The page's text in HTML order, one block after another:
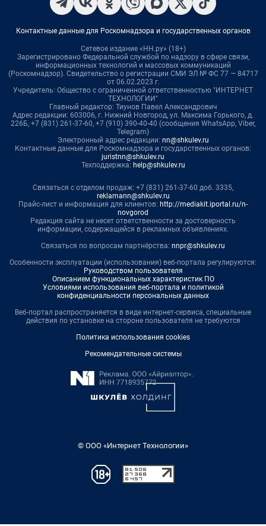
Контактные данные для Роскомнадзора и государственных органов
Сетевое издание «НН.ру» (18+)
Зарегистрировано Федеральной службой по надзору в сфере связи,
информационных технологий и массовых коммуникаций
(Роскомнадзор). Свидетельство о регистрации СМИ ЭЛ № ФС 77 — 84717
от 06.02.2023 г.
Учредитель: Общество с ограниченной ответственностью "ИНТЕРНЕТ
ТЕХНОЛОГИИ"
Главный редактор: Тиунов Павел Александрович
Адрес редакции: 603006, г. Нижний Новгород, ул. Максима Горького, д.
226Б, +7 (831) 261-37-60, +7 (910) 390-40-40 (сообщения WhatsApp, Viber,
Telegram)
Электронный адрес редакции: nn@shkulev.ru
Контактные данные для Роскомнадзора и государственных органов:
juristnn@shkulev.ru
Техподдержка: help@shkulev.ru
Связаться с отделом продаж: +7 (831) 261-37-60 доб. 3335,
reklamann@shkulev.ru
Прайс-лист и информация для клиентов: http://mediakit.iportal.ru/n-
novgorod
Редакция сайта не несет ответственности за достоверность
информации, содержащейся в рекламных объявлениях.
Связаться по вопросам партнёрства: nnpr@shkulev.ru
Особенности эксплуатации (использования) веб-портала регулируются:
Руководством пользователя
Описанием функциональных характеристик ПО
Условиями использования веб-портала и политикой
конфиденциальности персональных данных
Веб-портал распространяется в виде интернет-сервиса, специальные
действия по установке на стороне пользователя не требуются
Политика использования cookies
Рекомендательные системы
© ООО «Интернет Технологии»